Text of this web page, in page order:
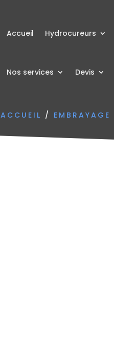
Accueil Hydrocureurs
Nos services Devis
ACCUEIL / EMBRAYAGE